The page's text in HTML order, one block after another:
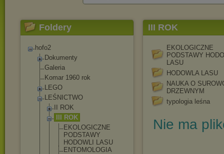
Foldery
hofo2
Dokumenty
Galeria
Komar 1960 rok
LEGO
LEŚNICTWO
II ROK
III ROK
EKOLOGICZNE
PODSTAWY
HODOWLI LASU
ENTOMOLOGIA
III ROK
EKOLOGICZNE
PODSTAWY
LASU
HODOWLA LASU
NAUKA O
DRZEWNYM
typologia leśna
Nie ma